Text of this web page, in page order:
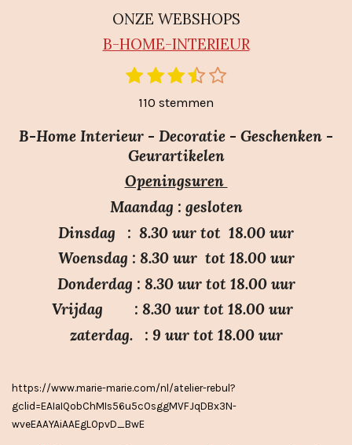
ONZE WEBSHOPS
B-HOME-INTERIEUR
e
n
1
e
r
2
s
t
e
r
e
n
3
s
t
e
r
e
n
4
t
e
r
e
n
5
t
e
r
e
n
S
m
110 stemmen
B-Home Interieur - Decoratie - Geschenken -
Geurartikelen
Openingsuren
Maandag : gesloten
Dinsdag : 8.30 uur tot 18.00 uur
Woensdag : 8.30 uur tot 18.00 uur
Donderdag : 8.30 uur tot 18.00 uur
Vrijdag : 8.30 uur tot 18.00 uur
zaterdag. : 9 uur tot 18.00 uur
https://www.marie-marie.com/nl/atelier-rebul?
gclid=EAIaIQobChMIs56u5cOsggMVFJqDBx3N-
wveEAAYAiAAEgLOpvD_BwE